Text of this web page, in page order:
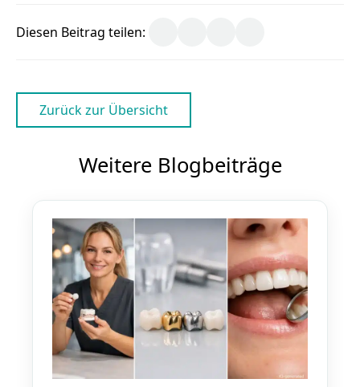
Diesen Beitrag teilen:
Zurück zur Übersicht
Weitere Blogbeiträge